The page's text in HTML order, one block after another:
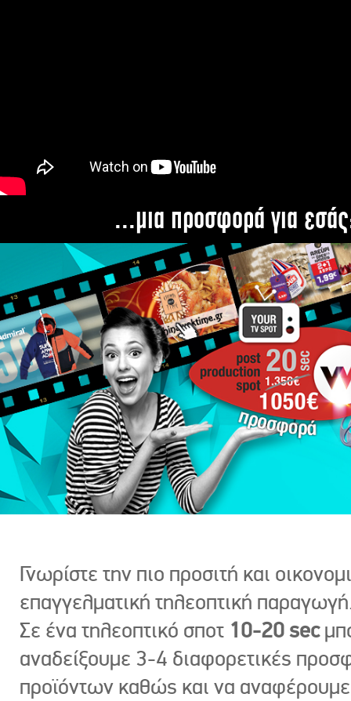
...μια προσφορά για
Γνωρίστε την πιο προσιτή και
επαγγελματική τηλεοπτική
Σε ένα τηλεοπτικό σποτ 10-20 sec
αναδείξουμε 3-4 διαφορετικές
προϊόντων καθώς και να